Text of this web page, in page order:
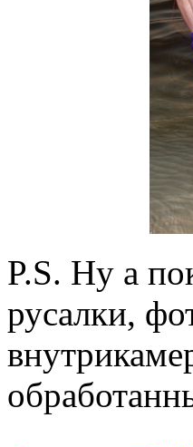
P.S. Ну а
русалки,